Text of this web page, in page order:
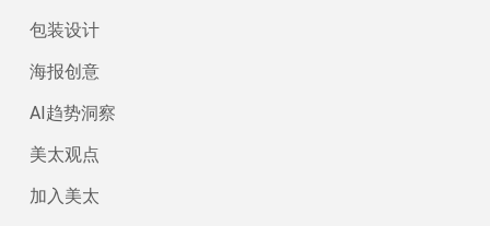
包装设计
海报创意
AI趋势洞察
美太观点
加入美太